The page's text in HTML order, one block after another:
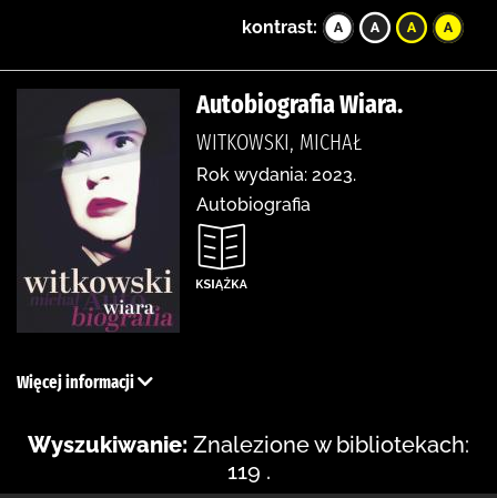
kontrast:
Autobiografia Wiara.
WITKOWSKI, MICHAŁ
Rok wydania: 2023.
Autobiografia
Więcej informacji
Wyszukiwanie: Znalezione w bibliotekach:
119 .